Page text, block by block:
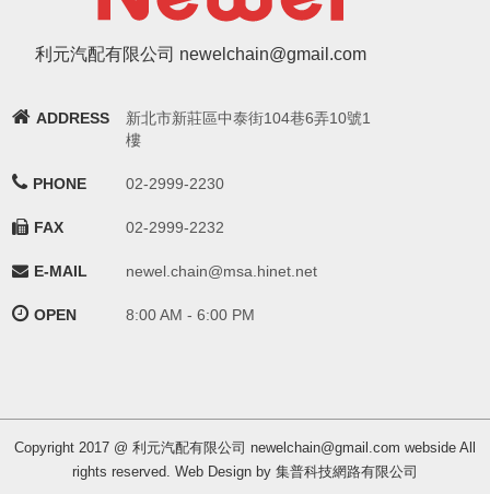
利元汽配有限公司 newelchain@gmail.com
ADDRESS
新北市新莊區中泰街104巷6弄10號1
樓
PHONE 02-2999-2230
FAX 02-2999-2232
E-MAIL newel.chain@msa.hinet.net
OPEN 8:00 AM - 6:00 PM
Copyright 2017 @ 利元汽配有限公司 newelchain@gmail.com webside All
rights reserved. Web Design by 集普科技網路有限公司